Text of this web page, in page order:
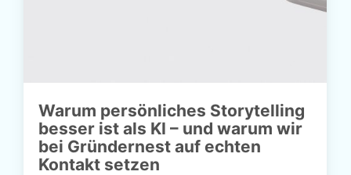
Warum persönliches Storytelling
besser ist als KI – und warum wir
bei Gründernest auf echten
Kontakt setzen